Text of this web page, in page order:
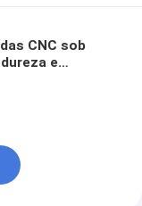
CNC sob
e